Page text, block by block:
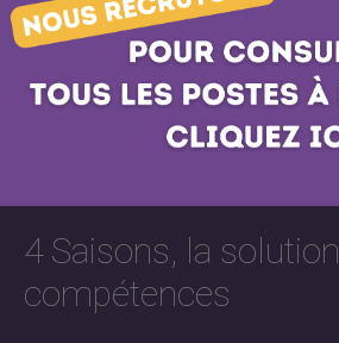
4 Saisons, la solution
compétences